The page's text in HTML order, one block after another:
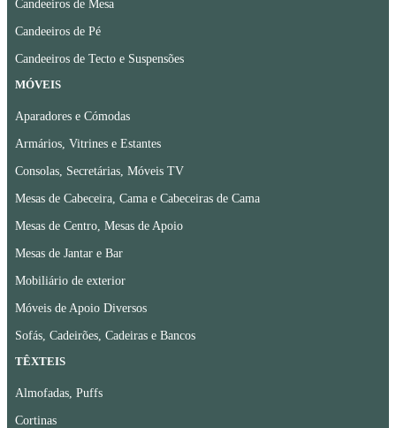
Candeeiros de Mesa
Candeeiros de Pé
Candeeiros de Tecto e Suspensões
MÓVEIS
Aparadores e Cómodas
Armários, Vitrines e Estantes
Consolas, Secretárias, Móveis TV
Mesas de Cabeceira, Cama e Cabeceiras de Cama
Mesas de Centro, Mesas de Apoio
Mesas de Jantar e Bar
Mobiliário de exterior
Móveis de Apoio Diversos
Sofás, Cadeirões, Cadeiras e Bancos
TÊXTEIS
Almofadas, Puffs
Cortinas